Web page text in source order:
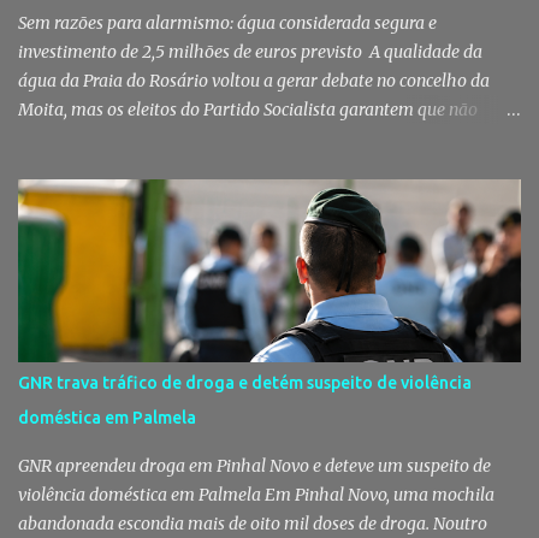
e a escolha da empresa adjudicatária, uma socied...
Sem razões para alarmismo: água considerada segura e
investimento de 2,5 milhões de euros previsto A qualidade da
água da Praia do Rosário voltou a gerar debate no concelho da
Moita, mas os eleitos do Partido Socialista garantem que não
classificação de "Qualidade Aceitável", - posição validada pela a
Agência Portuguesa do Ambiente a 29 de Julho - acusam
algumas informações de criarem preocupações injustificadas e
reforçam que a valorização daquele espaço passa por um
investimento de cerca de 2,5 milhões de euros previsto pela
Câmara Municipal. A praia é um dos espaços naturais mais
emblemáticos da Moita A reação surge depois de terem sido
divulgadas informações que levantaram dúvidas sobre as
condições da Praia do Rosário, levando os eleitos do Partido
Socialista na Câmara Municipal e Assembleia Municipal da Moita,
bem como na União das Freguesias de Gaio-R...
GNR trava tráfico de droga e detém suspeito de violência
doméstica em Palmela
GNR apreendeu droga em Pinhal Novo e deteve um suspeito de
violência doméstica em Palmela Em Pinhal Novo, uma mochila
abandonada escondia mais de oito mil doses de droga. Noutro